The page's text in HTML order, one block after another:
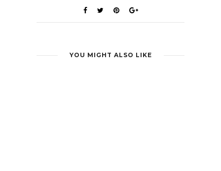
YOU MIGHT ALSO LIKE